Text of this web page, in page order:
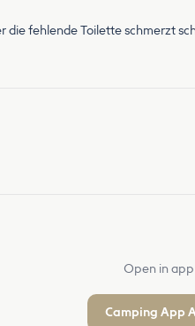
fehlende Toilette schmerzt
Open in app
Camping App